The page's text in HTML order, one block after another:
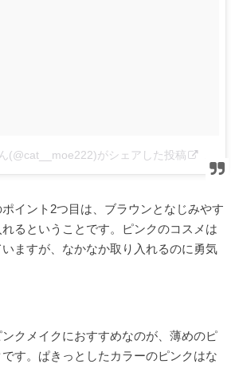
(@cat__moe222)がシェアした投稿
イント2つ目は、ブラウンとなじみやす
るということです。ピンクのコスメは
ますが、なかなか取り入れるのに勇気
クメイクにおすすめなのが、薄めのピ
す。ぱきっとしたカラーのピンクはな